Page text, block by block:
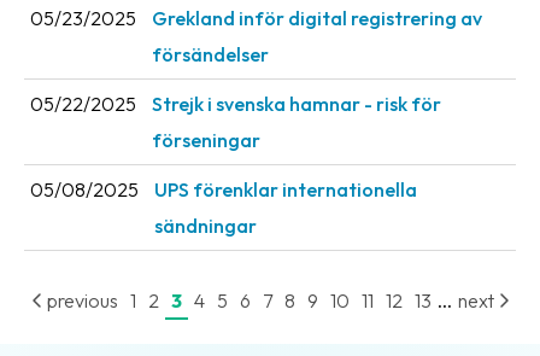
05/23/2025
Grekland inför digital registrering av
försändelser
05/22/2025
Strejk i svenska hamnar - risk för
förseningar
05/08/2025
UPS förenklar internationella
sändningar
previous 1 2 3 4 5 6 7 8 9 10 11 12 13 ... next